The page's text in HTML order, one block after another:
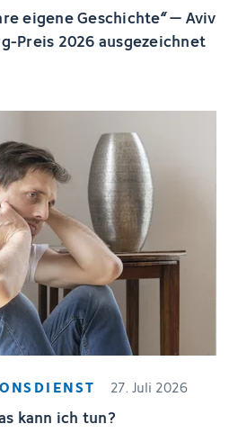
eigene Geschichte“ – Aviv
Preis 2026 ausgezeichnet
27. Juli 2026
kann ich tun?